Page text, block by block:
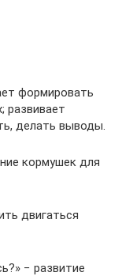
формировать
развивает
делать вы­воды.
кормушек для
двигаться
− развитие